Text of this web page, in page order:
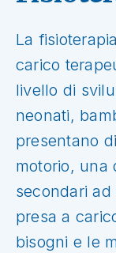
La
carico
livello di
neonati,
presentano
motorio, una
secondari
presa a
bisogni e le